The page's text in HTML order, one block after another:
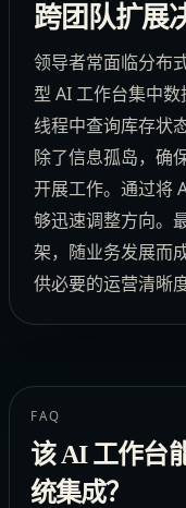
跨团队扩展
领导者常面临分布
型 AI 工作台集中
线程中查询库存状
除了信息孤岛，确
开展工作。通过将
够迅速调整方向。
架，随业务发展而
供必要的运营清晰度
FAQ
该 AI 工作台
统集成？